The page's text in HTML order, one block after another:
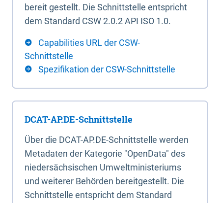
bereit gestellt. Die Schnittstelle entspricht
dem Standard CSW 2.0.2 API ISO 1.0.
Capabilities URL der CSW-
Schnittstelle
Spezifikation der CSW-Schnittstelle
DCAT-AP.DE-Schnittstelle
Über die DCAT-AP.DE-Schnittstelle werden
Metadaten der Kategorie "OpenData" des
niedersächsischen Umweltministeriums
und weiterer Behörden bereitgestellt. Die
Schnittstelle entspricht dem Standard